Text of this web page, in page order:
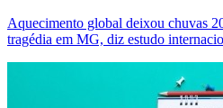
Aquecimento global deixou chuvas
tragédia em MG, diz estudo